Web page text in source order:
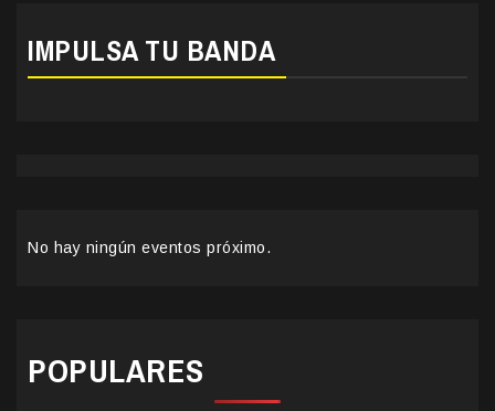
IMPULSA TU BANDA
No hay ningún eventos próximo.
POPULARES